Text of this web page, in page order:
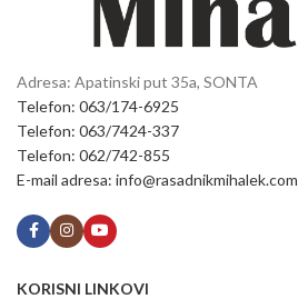
Adresa: Apatinski put 35a, SONTA
Telefon: 063/174-6925
Telefon: 063/7424-337
Telefon: 062/742-855
E-mail adresa: info@rasadnikmihalek.com
KORISNI LINKOVI